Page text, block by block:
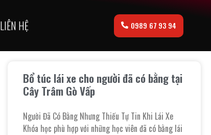
LIÊN HỆ 0989 67 93 94
Bổ túc lái xe cho người đã có bằng tại
Cây Trâm Gò Vấp
Người Đã Có Bằng Nhưng Thiếu Tự Tin Khi Lái Xe
Khóa học phù hợp với những học viên đã có bằng lái